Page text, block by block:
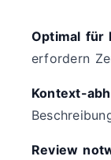
Optimal für
erfordern
Kontext-
Review